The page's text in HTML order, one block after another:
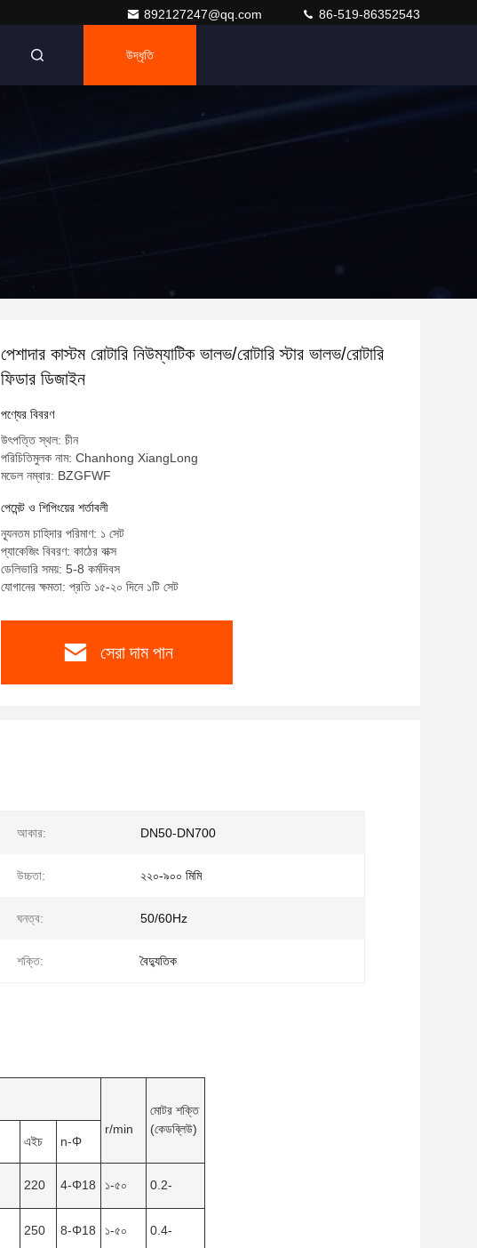
892127247@qq.com 86-519-86352543
উদ্ধৃতি
পেশাদার কাস্টম রোটারি নিউম্যাটিক ভালভ/রোটারি স্টার ভালভ/রোটারি
ফিডার ডিজাইন
পণ্যের বিবরণ
উৎপত্তি স্থল: চীন
পরিচিতিমুলক নাম: Chanhong XiangLong
মডেল নম্বার: BZGFWF
পেমেন্ট ও শিপিংয়ের শর্তাবলী
ন্যূনতম চাহিদার পরিমাণ: ১ সেট
প্যাকেজিং বিবরণ: কাঠের বাক্স
ডেলিভারি সময়: 5-8 কর্মদিবস
যোগানের ক্ষমতা: প্রতি ১৫-২০ দিনে ১টি সেট
সেরা দাম পান
আকার: DN50-DN700
উচ্চতা: ২২০-৯০০ মিমি
ঘনত্ব: 50/60Hz
শক্তি: বৈদ্যুতিক
r/min
মোটর শক্তি
(কেডব্লিউ)
এইচ n-Φ
220 4-Φ18 ১-৫০ 0.2-
250 8-Φ18 ১-৫০ 0.4-